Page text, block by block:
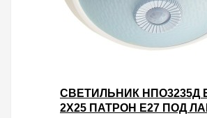
СВЕТИЛЬНИК НПО3235Д
2Х25 ПАТРОН Е27 ПОД